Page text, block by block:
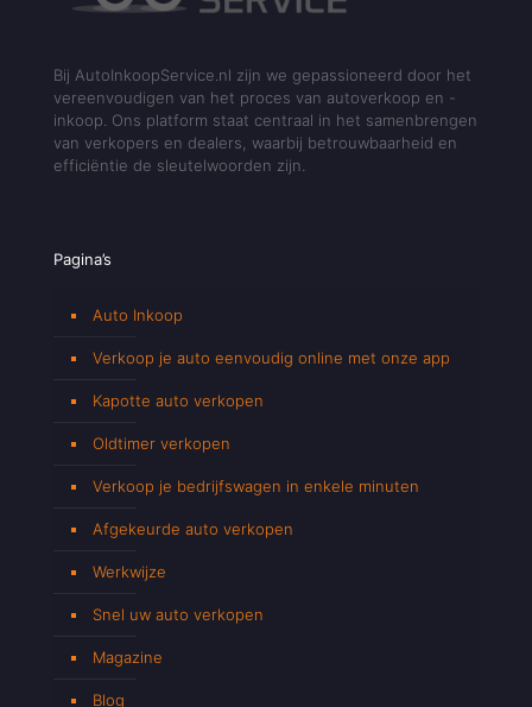
Bij AutoInkoopService.nl zijn we gepassioneerd door het
vereenvoudigen van het proces van autoverkoop en -
inkoop. Ons platform staat centraal in het samenbrengen
van verkopers en dealers, waarbij betrouwbaarheid en
efficiëntie de sleutelwoorden zijn.
Pagina’s
Auto Inkoop
Verkoop je auto eenvoudig online met onze app
Kapotte auto verkopen
Oldtimer verkopen
Verkoop je bedrijfswagen in enkele minuten
Afgekeurde auto verkopen
Werkwijze
Snel uw auto verkopen
Magazine
Blog